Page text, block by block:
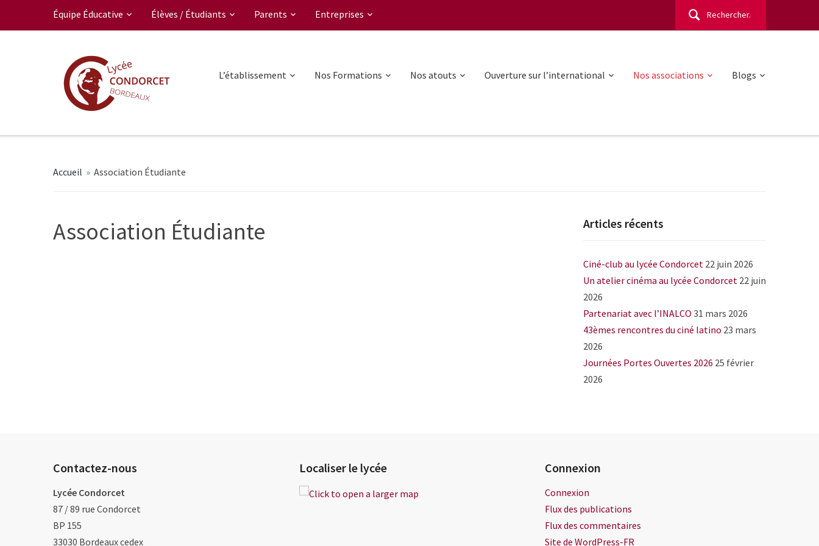
Rechercher :
Équipe Éducative Élèves / Étudiants Parents Entreprises
L’établissement Nos Formations Nos atouts Ouverture sur l’international Nos associations Blogs
Accueil » Association Étudiante
Association Étudiante Articles récents
Ciné-club au lycée Condorcet 22 juin 2026
Un atelier cinéma au lycée Condorcet 22 juin
2026
Partenariat avec l’INALCO 31 mars 2026
43èmes rencontres du ciné latino 23 mars
2026
Journées Portes Ouvertes 2026 25 février
2026
Contactez-nous
Lycée Condorcet
87 / 89 rue Condorcet
BP 155
33030 Bordeaux cedex
Localiser le lycée Connexion
Connexion
Flux des publications
Flux des commentaires
Site de WordPress-FR